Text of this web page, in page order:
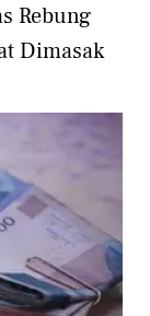
Rebung
Dimasak